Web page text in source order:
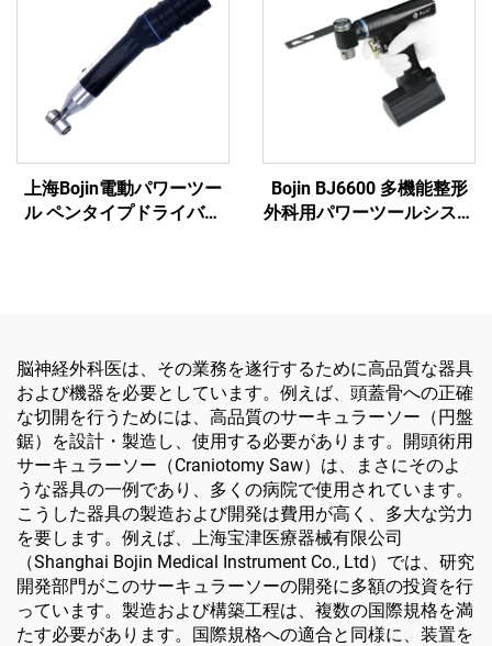
上海Bojin電動パワーツー
ル ペンタイプドライバー
Bojin BJ6600 多機能整形
外科用パワーツールシステ
脳神経外科医は、その業務を遂行するために高品質な器具
および機器を必要としています。例えば、頭蓋骨への正確
な切開を行うためには、高品質のサーキュラーソー（円盤
鋸）を設計・製造し、使用する必要があります。開頭術用
サーキュラーソー（Craniotomy Saw）は、まさにそのよ
うな器具の一例であり、多くの病院で使用されています。
こうした器具の製造および開発は費用が高く、多大な労力
を要します。例えば、上海宝津医療器械有限公司
（Shanghai Bojin Medical Instrument Co., Ltd）では、研究
開発部門がこのサーキュラーソーの開発に多額の投資を行
っています。製造および構築工程は、複数の国際規格を満
たす必要があります。国際規格への適合と同様に、装置を